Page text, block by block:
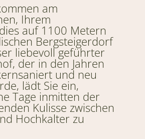
am
Ihrem
auf 1100 Metern
Bergsteigerdorf
liebevoll geführter
der in den Jahren
und neu
lädt Sie ein,
Tage inmitten der
Kulisse zwischen
Hochkalter zu